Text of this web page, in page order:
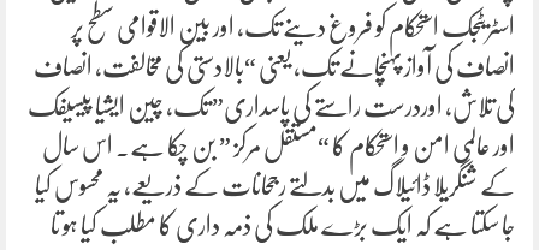
اسٹریٹجک استحکام کو فروغ دینے تک، اور بین الاقوامی سطح پر
انصاف کی آواز پہنچانے تک، یعنی “بالادستی کی مخالفت، انصاف
کی تلاش، اوردرست راستے کی پاسداری” تک، چین ایشیا پیسیفک
اور عالمی امن و استحکام کا “مستقل مرکز ” بن چکا ہے۔ اس سال
کے شنگریلا ڈائیلاگ میں بدلتے رجحانات کے ذریعے، یہ محسوس کیا
جا سکتا ہے کہ ایک بڑے ملک کی ذمہ داری کا مطلب کیا ہو تا